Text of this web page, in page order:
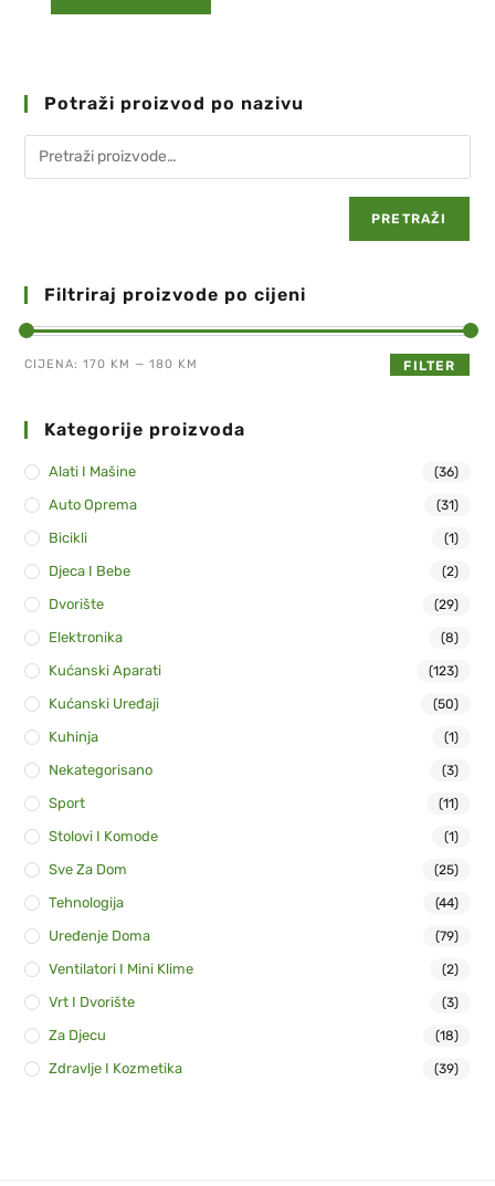
Potraži proizvod po nazivu
PRETRAŽI
Filtriraj proizvode po cijeni
FILTER
CIJENA:170 KM —180 KM
Kategorije proizvoda
Alati I Mašine (36)
Auto Oprema (31)
Bicikli (1)
Djeca I Bebe (2)
Dvorište (29)
Elektronika (8)
Kućanski Aparati (123)
Kućanski Uređaji (50)
Kuhinja (1)
Nekategorisano (3)
Sport (11)
Stolovi I Komode (1)
Sve Za Dom (25)
Tehnologija (44)
Uređenje Doma (79)
Ventilatori I Mini Klime (2)
Vrt I Dvorište (3)
Za Djecu (18)
Zdravlje I Kozmetika (39)